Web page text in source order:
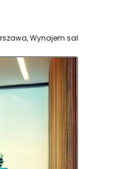
,Wynajem sal